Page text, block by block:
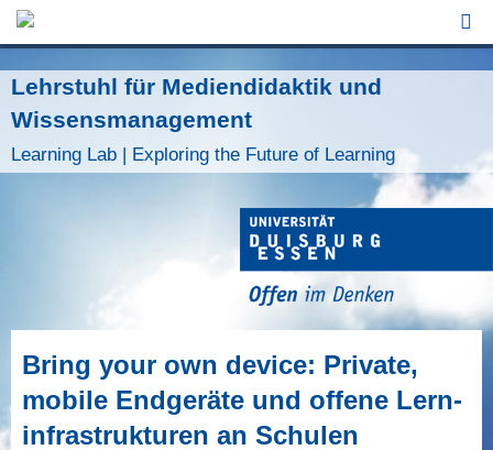
Lehrstuhl für Mediendidaktik und
Wissensmanagement
Learning Lab | Exploring the Future of Learning
Bring your own device: Private,
mobile Endgeräte und offene Lern­
infrastrukturen an Schulen